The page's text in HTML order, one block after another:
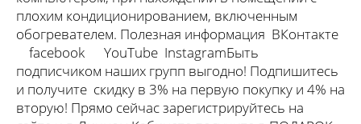
плохим кондиционированием, включенным
обогревателем. Полезная информация ВКонтакте
facebook YouTube InstagramБыть
подписчиком наших групп выгодно! Подпишитесь
и получите скидку в 3% на первую покупку и 4% на
вторую! Прямо сейчас зарегистрируйтесь на